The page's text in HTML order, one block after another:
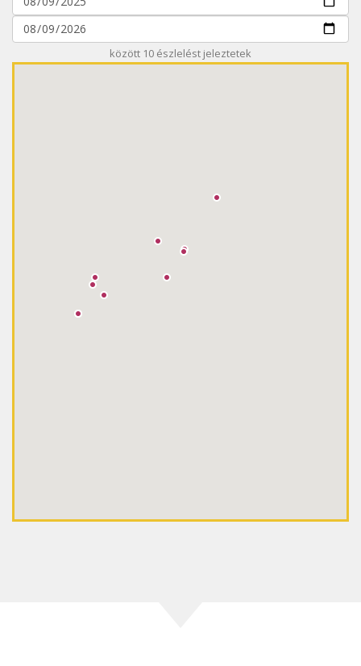
között 10 észlelést jeleztetek